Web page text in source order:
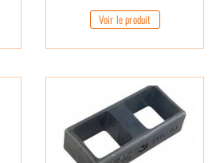
Voir le produit